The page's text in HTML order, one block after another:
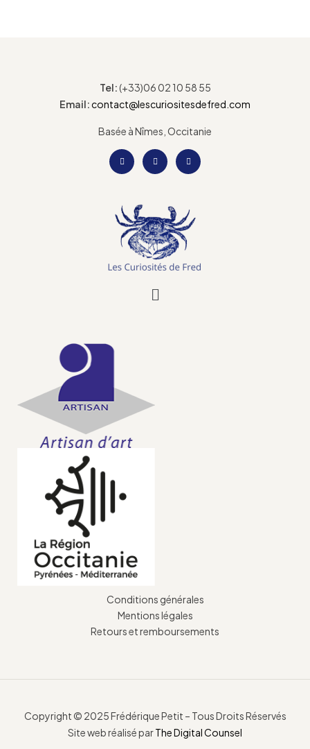
Tel:(+33)06 02 10 58 55
Email:contact@lescuriositesdefred.com
Basée à Nîmes, Occitanie
Conditions générales
Mentions légales
Retours et remboursements
Copyright © 2025 Frédérique Petit – Tous Droits Réservés
Site web réalisé parThe Digital Counsel